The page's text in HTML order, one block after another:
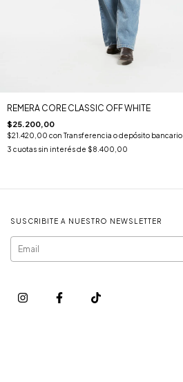
REMERA CORE CLASSIC OFF WHITE
$25.200,00
$21.420,00 con Transferencia o depósito bancario
3 cuotas sin interés de $8.400,00
SUSCRIBITE A NUESTRO NEWSLETTER